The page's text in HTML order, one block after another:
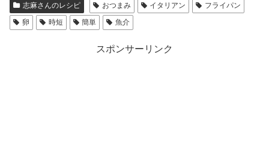
志麻さんのレシピ おつまみ イタリアン
フライパン
卵
時短 簡単 魚介
スポンサーリンク